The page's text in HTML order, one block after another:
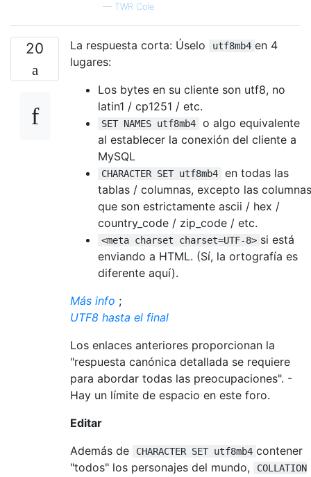
— TWR Cole
20 La respuesta corta: Úselo utf8mb4 en 4
lugares:
Los bytes en su cliente son utf8, no
latin1 / cp1251 / etc.
SET NAMES utf8mb4
o algo equivalente
al establecer la conexión del cliente a
MySQL
CHARACTER SET utf8mb4
en todas las
tablas / columnas, excepto las columnas
que son estrictamente ascii / hex /
country_code / zip_code / etc.
<meta charset charset=UTF-8> si está
enviando a HTML. (Sí, la ortografía es
diferente aquí).
Más info ;
UTF8 hasta el final
Los enlaces anteriores proporcionan la
"respuesta canónica detallada se requiere
para abordar todas las preocupaciones". -
Hay un límite de espacio en este foro.
Editar
Además de
CHARACTER SET utf8mb4 contener
"todos" los personajes del mundo,
COLLATION